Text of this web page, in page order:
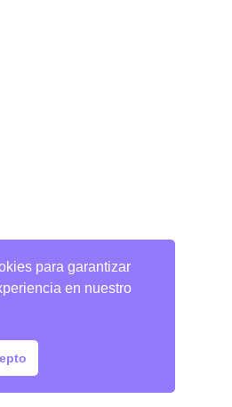
para garantizar
en nuestro